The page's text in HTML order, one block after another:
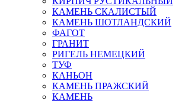
КАМЕНЬ СКАЛИСТЫЙ
КАМЕНЬ ШОТЛАНДСКИЙ
ФАГОТ
ГРАНИТ
РИГЕЛЬ НЕМЕЦКИЙ
ТУФ
КАНЬОН
КАМЕНЬ ПРАЖСКИЙ
КАМЕНЬ